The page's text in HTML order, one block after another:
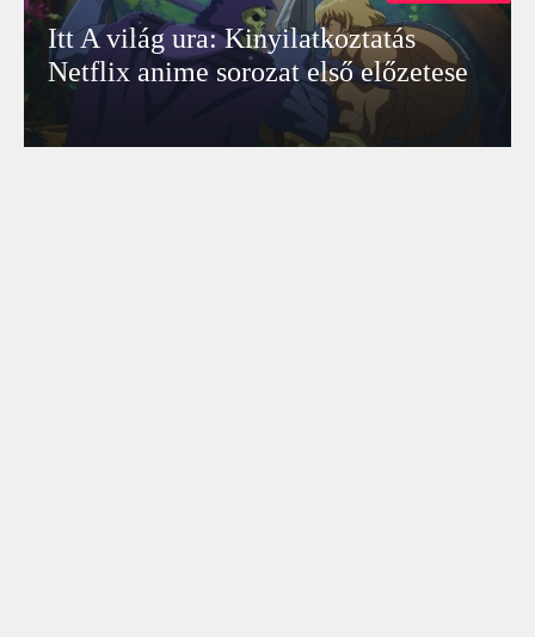
Itt A világ ura: Kinyilatkoztatás
Netflix anime sorozat első előzetese